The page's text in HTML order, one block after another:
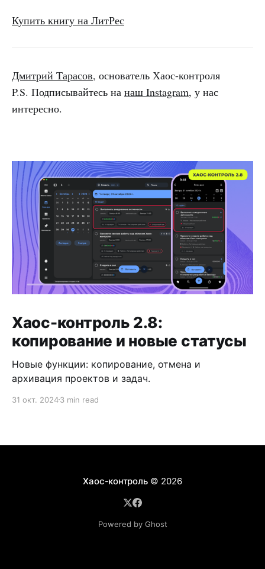
Купить книгу на ЛитРес
Дмитрий Тарасов, основатель Хаос-контроля
P.S. Подписывайтесь на наш Instagram, у нас
интересно.
Хаос-контроль 2.8:
копирование и новые статусы
Новые функции: копирование, отмена и
архивация проектов и задач.
31 окт. 20243 min read
Хаос-контроль© 2026
Powered by Ghost